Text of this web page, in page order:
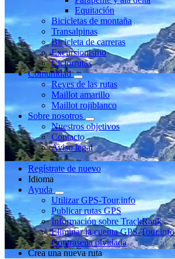
Equitación
Bicicletas de montaña
Transalpinas
Bicicleta de carreras
Excursionismo
Ciclorrutas
Comunidad
Reyes de las rutas
Maillot amarillo
Maillot rojiblanco
Sobre nosotros
Nuestros objetivos
Contacto
Aviso legal
Regístrate de nuevo
Idioma
Ayuda
Utilizar GPS-Tour.info
Publicar rutas GPS
Información sobre TrackRank
Eliminar la cuenta GPS-Tour.info
Contraseña olvidada
Crea una nueva ruta